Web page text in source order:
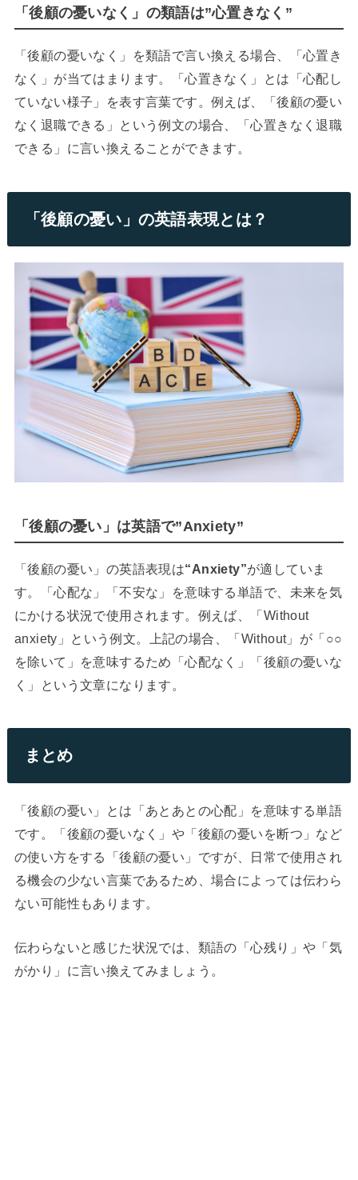
「後顧の憂いなく」の類語は”心置きなく”
「後顧の憂いなく」を類語で言い換える場合、「心置き
なく」が当てはまります。「心置きなく」とは「心配し
ていない様子」を表す言葉です。例えば、「後顧の憂い
なく退職できる」という例文の場合、「心置きなく退職
できる」に言い換えることができます。
「後顧の憂い」の英語表現とは？
「後顧の憂い」は英語で”Anxiety”
「後顧の憂い」の英語表現は“Anxiety”が適していま
す。「心配な」「不安な」を意味する単語で、未来を気
にかける状況で使用されます。例えば、「Without
anxiety」という例文。上記の場合、「Without」が「○○
を除いて」を意味するため「心配なく」「後顧の憂いな
く」という文章になります。
まとめ
「後顧の憂い」とは「あとあとの心配」を意味する単語
です。「後顧の憂いなく」や「後顧の憂いを断つ」など
の使い方をする「後顧の憂い」ですが、日常で使用され
る機会の少ない言葉であるため、場合によっては伝わら
ない可能性もあります。
伝わらないと感じた状況では、類語の「心残り」や「気
がかり」に言い換えてみましょう。